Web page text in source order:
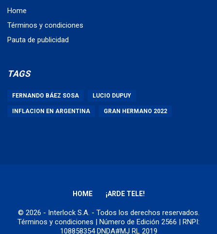
Home
Términos y condiciones
Pauta de publicidad
TAGS
FERNANDO BÁEZ SOSA LUCIO DUPUY
INFLACION EN ARGENTINA GRAN HERMANO 2022
HOME ¡ARDE TELE!
© 2026 - Interlock S.A. - Todos los derechos reservados.
Términos y condiciones | Número de Edición 2566 | RNPI:
108858354 DNDA#MJ RL 2019